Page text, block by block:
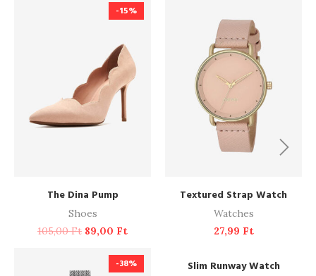
-15%
ADD TO CART
The Dina Pump
Shoes
105,00Ft 89,00 Ft
ADD TO CART
Textured Strap Watch
Watches
27,99 Ft
-38% NEW
ADD TO CART
Slim Runway Watch